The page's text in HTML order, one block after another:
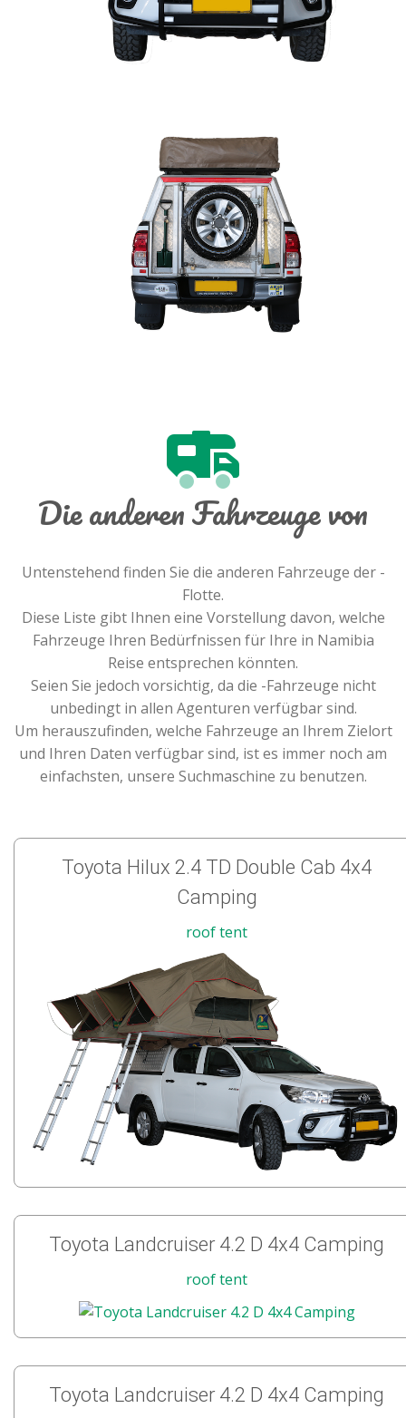
Die anderen Fahrzeuge von
Untenstehend finden Sie die anderen Fahrzeuge der -
Flotte.
Diese Liste gibt Ihnen eine Vorstellung davon, welche
Fahrzeuge Ihren Bedürfnissen für Ihre in Namibia
Reise entsprechen könnten.
Seien Sie jedoch vorsichtig, da die -Fahrzeuge nicht
unbedingt in allen Agenturen verfügbar sind.
Um herauszufinden, welche Fahrzeuge an Ihrem Zielort
und Ihren Daten verfügbar sind, ist es immer noch am
einfachsten, unsere Suchmaschine zu benutzen.
Toyota Hilux 2.4 TD Double Cab 4x4
Camping
roof tent
Toyota Landcruiser 4.2 D 4x4 Camping
roof tent
Toyota Landcruiser 4.2 D 4x4 Camping